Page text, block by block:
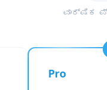
ವಾರ್ಷಿಕ
Pro